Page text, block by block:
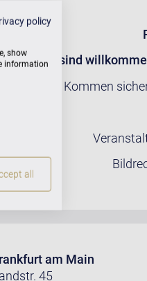
Spenden sind
Frühes Kommen
am Main
45
policy
show
information
all